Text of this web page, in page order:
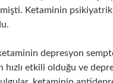
Ketaminin
depresyon
hızlı etkili olduğu ve